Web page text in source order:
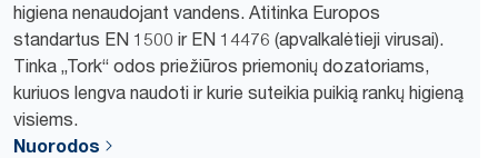
higiena nenaudojant vandens. Atitinka Europos
standartus EN 1500 ir EN 14476 (apvalkalėtieji virusai).
Tinka „Tork“ odos priežiūros priemonių dozatoriams,
kuriuos lengva naudoti ir kurie suteikia puikią rankų higieną
visiems.
Nuorodos